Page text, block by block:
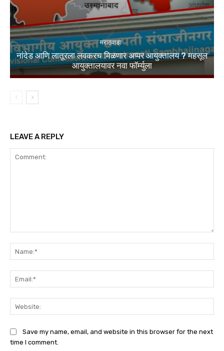
मराठवाडा
नांदेड आणि लातूरला लवकरच मिळणार अप्पर आयुक्तालय ? महसूल
आयुक्तालयावर नवा फॉर्म्युला
LEAVE A REPLY
Save my name, email, and website in this browser for the next
time I comment.